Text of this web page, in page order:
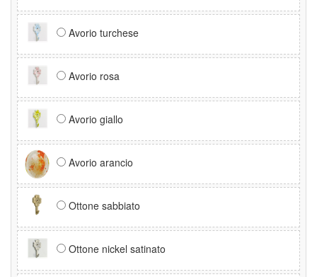
Avorio turchese
Avorio rosa
Avorio giallo
Avorio arancio
Ottone sabbiato
Ottone nickel satinato